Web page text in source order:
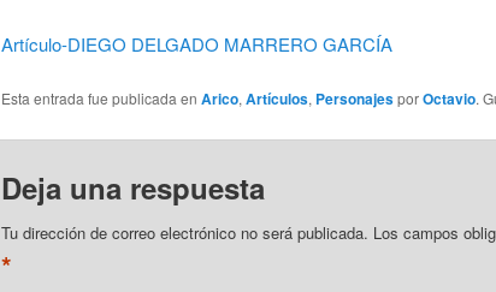
Artículo-DIEGO DELGADO MARRERO GARCÍA
Esta entrada fue publicada en Arico, Artículos, PersonajesporOctavio.
Deja una respuesta
Tu dirección de correo electrónico no será publicada. Los campos
*